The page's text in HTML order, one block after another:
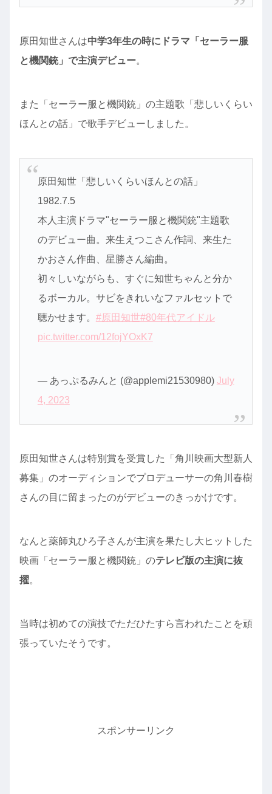
原田知世さんは中学3年生の時にドラマ「セーラー服
と機関銃」で主演デビュー。
また「セーラー服と機関銃」の主題歌「悲しいくらい
ほんとの話」で歌手デビューしました。
原田知世「悲しいくらいほんとの話」
1982.7.5
本人主演ドラマ"セーラー服と機関銃"主題歌
のデビュー曲。来生えつこさん作詞、来生た
かおさん作曲、星勝さん編曲。
初々しいながらも、すぐに知世ちゃんと分か
るボーカル。サビをきれいなファルセットで
聴かせます。 #原田知世#80年代アイドル
pic.twitter.com/12fojYOxK7
— あっぷるみんと (@applemi21530980) July
4, 2023
原田知世さんは特別賞を受賞した「角川映画大型新人
募集」のオーディションでプロデューサーの角川春樹
さんの目に留まったのがデビューのきっかけです。
なんと薬師丸ひろ子さんが主演を果たし大ヒットした
映画「セーラー服と機関銃」のテレビ版の主演に抜
擢。
当時は初めての演技でただひたすら言われたことを頑
張っていたそうです。
スポンサーリンク